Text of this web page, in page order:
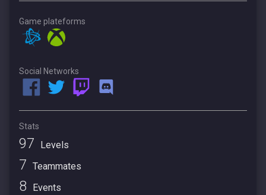
Game plateforms
Social Networks
Stats
97 Levels
7 Teammates
8 Events